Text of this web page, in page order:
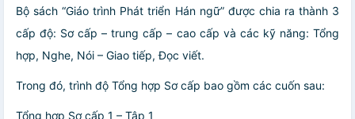
Bộ sách “Giáo trình Phát triển Hán ngữ” được chia ra thành 3
cấp độ: Sơ cấp – trung cấp – cao cấp và các kỹ năng: Tổng
hợp, Nghe, Nói – Giao tiếp, Đọc viết.
Trong đó, trình độ Tổng hợp Sơ cấp bao gồm các cuốn sau:
Tổng hợp Sơ cấp 1 – Tập 1